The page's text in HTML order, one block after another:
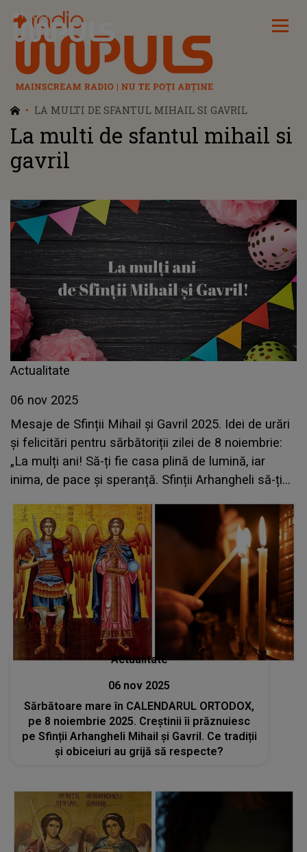
Radio Impuls
LA MULTI DE SFANTUL MIHAIL SI GAVRIL
La multi de sfantul mihail si
gavril
Actualitate
06 nov 2025
Mesaje de Sfinții Mihail și Gavril 2025. Idei de urări
și felicitări pentru sărbătoriții zilei de 8 noiembrie:
„La mulți ani! Să-ți fie casa plină de lumină, iar
inima, de pace și speranță. Sfinții Arhangheli să-ți
Actualitate
06 nov 2025
Sărbătoare mare în CALENDARUL ORTODOX,
pe 8 noiembrie 2025. Creștinii îi prăznuiesc
pe Sfinții Arhangheli Mihail și Gavril. Ce tradiții
și obiceiuri au grijă să respecte?